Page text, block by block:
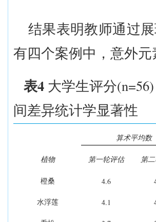
结果表明教师通过
有四个案例中，意外
表4 大学生评分(n=56)
间差异统计学显著性
植物
算术平均数
第一轮评估 第
橙桑 4.6
水浮莲 4.1